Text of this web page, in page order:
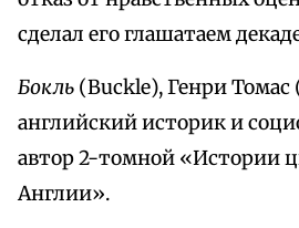
сделал его глашатаем
Бокль (Buckle), Генри Томас
английский историк и
автор 2-томной «Истории
Англии».